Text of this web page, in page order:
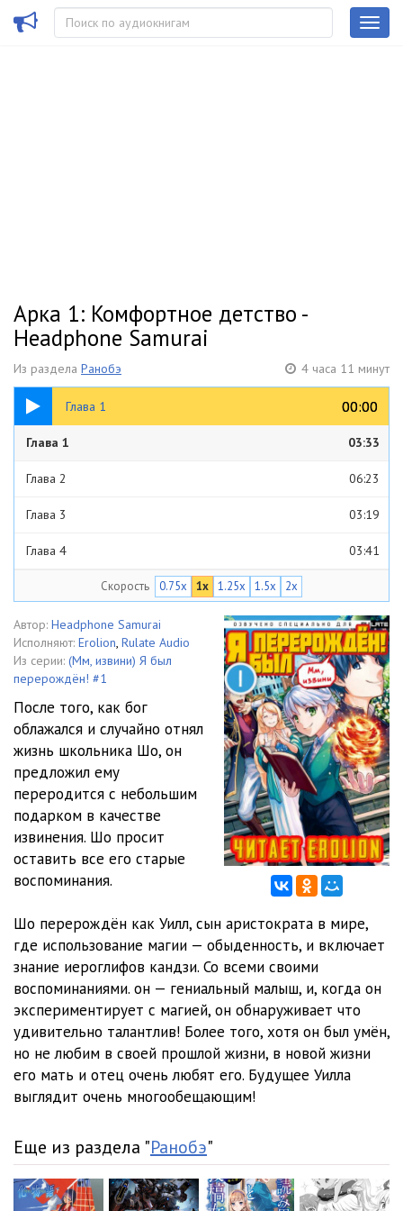
Арка 1: Комфортное детство -
Headphone Samurai
Из раздела Ранобэ 4 часа 11 минут
Глава 1 00:00
00:00
03:33
Глава 1 03:33
Глава 2 06:23
Глава 3 03:19
Глава 4 03:41
Глава 6 02:05
Глава 7 02:41
07:30
Глава 9 05:53
Глава 10 10:49
Глава 11 04:52
Глава 12 05:51
Глава 13
Глава 15 06:19
Глава 16 03:27
Глава 17 07:13
Глава 18 07:50
Глава 19
Глава 21 04:32
Глава 22 07:16
Скорость 0.75x 1x 1.25x 1.5x 2x
Автор: Headphone Samurai
Исполняют: Erolion, Rulate Audio
Из серии: (Мм, извини) Я был
перерождён! #1
После того, как бог
облажался и случайно отнял
жизнь школьника Шо, он
предложил ему
переродится с небольшим
подарком в качестве
извинения. Шо просит
оставить все его старые
воспоминания.
Шо перерождён как Уилл, сын аристократа в мире,
где использование магии — обыденность, и включает
знание иероглифов кандзи. Со всеми своими
воспоминаниями. он — гениальный малыш, и, когда он
экспериментирует с магией, он обнаруживает что
удивительно талантлив! Более того, хотя он был умён,
но не любим в своей прошлой жизни, в новой жизни
его мать и отец очень любят его. Будущее Уилла
выглядит очень многообещающим!
Еще из раздела "Ранобэ"